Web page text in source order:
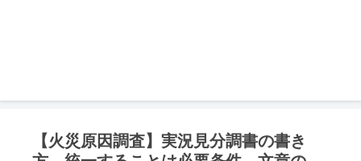
【火災原因調査】実況見分調書の書き